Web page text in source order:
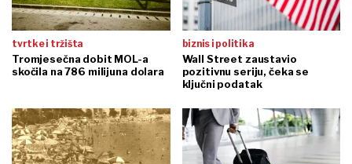
tvrtke i tržišta
Tromjesečna dobit MOL-a
skočila na 786 milijuna dolara
biznis i politika
Wall Street zaustavio
pozitivnu seriju, čeka se
ključni podatak